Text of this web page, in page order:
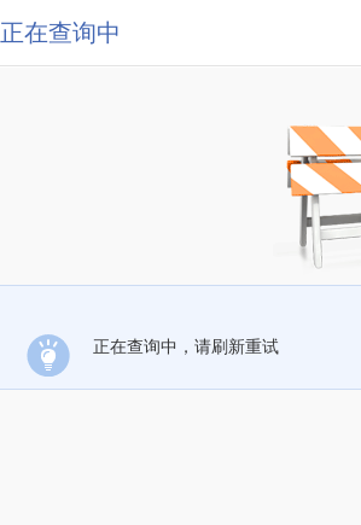
正在查询中
正在查询中，请刷新重试